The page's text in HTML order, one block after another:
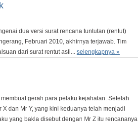
dua versi surat rencana tuntutan (rentut)
Februari 2010, akhirnya terjawab. Tim
dari surat rentut asli... selengkapnya »
gerah para pelaku kejahatan. Setelah
dan Mr Y, yang kini keduanya telah menjadi
yang bakla disebut dengan Mr Z itu rencananya